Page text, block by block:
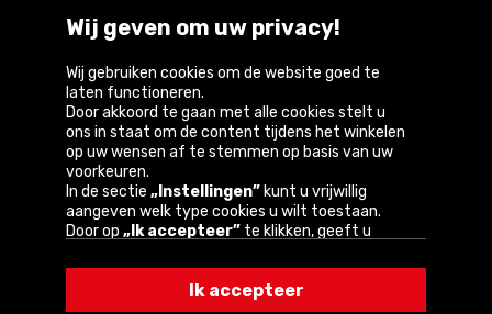
Belgique Deutschland France Nederland Österreich
Copyright © 2026
Privacybeleid en gebruiksvoorwaarden van de
website
Wij geven om uw privacy!
Wij gebruiken cookies om de website goed te
laten functioneren.
Door akkoord te gaan met alle cookies stelt u
ons in staat om de content tijdens het winkelen
op uw wensen af te stemmen op basis van uw
voorkeuren.
In de sectie „Instellingen” kunt u vrijwillig
aangeven welk type cookies u wilt toestaan.
Door op „Ik accepteer” te klikken, geeft u
volgens de instellingen van uw browser.
U kunt uw keuze te allen tijde wijzigen door op
„Instellingen”in het cookiebeleid te klikken.
Ik accepteer